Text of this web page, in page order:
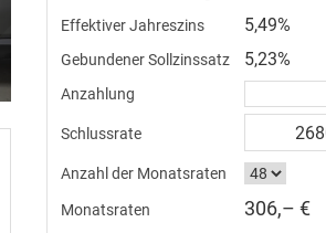
Effektiver Jahreszins 5,49%
Gebundener Sollzinssatz 5,23%
Anzahlung
Schlussrate
Anzahl der Monatsraten
Monatsraten 306,– €